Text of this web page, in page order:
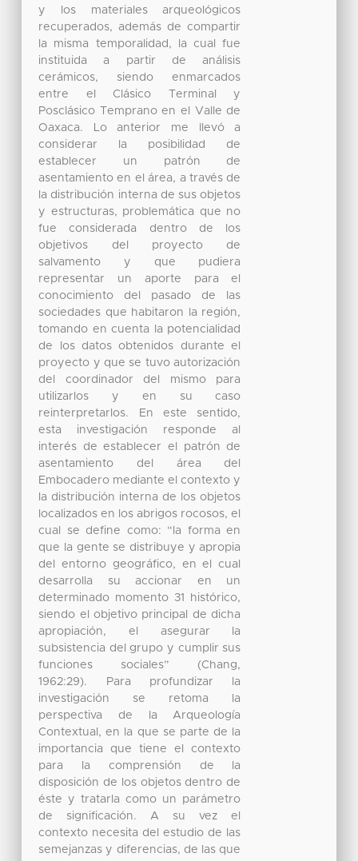
y los materiales arqueológicos
recuperados, además de compartir
la misma temporalidad, la cual fue
instituida a partir de análisis
cerámicos, siendo enmarcados
entre el Clásico Terminal y
Posclásico Temprano en el Valle de
Oaxaca. Lo anterior me llevó a
considerar la posibilidad de
establecer un patrón de
asentamiento en el área, a través de
la distribución interna de sus objetos
y estructuras, problemática que no
fue considerada dentro de los
objetivos del proyecto de
salvamento y que pudiera
representar un aporte para el
conocimiento del pasado de las
sociedades que habitaron la región,
tomando en cuenta la potencialidad
de los datos obtenidos durante el
proyecto y que se tuvo autorización
del coordinador del mismo para
utilizarlos y en su caso
reinterpretarlos. En este sentido,
esta investigación responde al
interés de establecer el patrón de
asentamiento del área del
Embocadero mediante el contexto y
la distribución interna de los objetos
localizados en los abrigos rocosos, el
cual se define como: “la forma en
que la gente se distribuye y apropia
del entorno geográfico, en el cual
desarrolla su accionar en un
determinado momento 31 histórico,
siendo el objetivo principal de dicha
apropiación, el asegurar la
subsistencia del grupo y cumplir sus
funciones sociales” (Chang,
1962:29). Para profundizar la
investigación se retoma la
perspectiva de la Arqueología
Contextual, en la que se parte de la
importancia que tiene el contexto
para la comprensión de la
disposición de los objetos dentro de
éste y tratarla como un parámetro
de significación. A su vez el
contexto necesita del estudio de las
semejanzas y diferencias, de las que